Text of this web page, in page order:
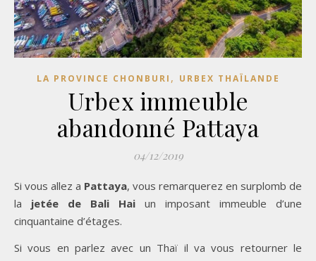
LA PROVINCE CHONBURI , URBEX THAÏLANDE
Urbex immeuble
abandonné Pattaya
04/12/2019
Si vous allez a Pattaya, vous remarquerez en surplomb de
la jetée de Bali Hai un imposant immeuble d’une
cinquantaine d’étages.
Si vous en parlez avec un Thaï il va vous retourner le